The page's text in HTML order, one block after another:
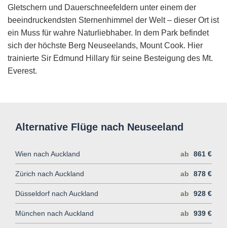
Gletschern und Dauerschneefeldern unter einem der
beeindruckendsten Sternenhimmel der Welt – dieser Ort ist
ein Muss für wahre Naturliebhaber. In dem Park befindet
sich der höchste Berg Neuseelands, Mount Cook. Hier
trainierte Sir Edmund Hillary für seine Besteigung des Mt.
Everest.
Alternative Flüge nach Neuseeland
Wien nach Auckland ab 861 €
Zürich nach Auckland ab 878 €
Düsseldorf nach Auckland ab 928 €
München nach Auckland ab 939 €